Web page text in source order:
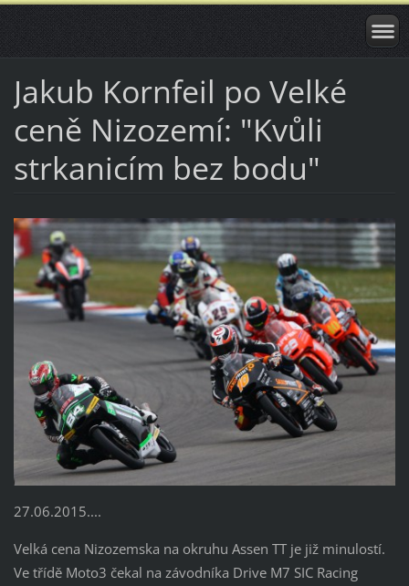
Jakub Kornfeil po Velké
ceně Nizozemí: "Kvůli
strkanicím bez bodu"
27.06.2015....
Velká cena Nizozemska na okruhu Assen TT je již minulostí.
Ve třídě Moto3 čekal na závodníka Drive M7 SIC Racing